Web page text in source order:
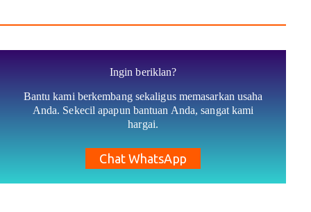
Ingin beriklan?
Bantu kami berkembang sekaligus memasarkan usaha
Anda. Sekecil apapun bantuan Anda, sangat kami
hargai.
Chat WhatsApp